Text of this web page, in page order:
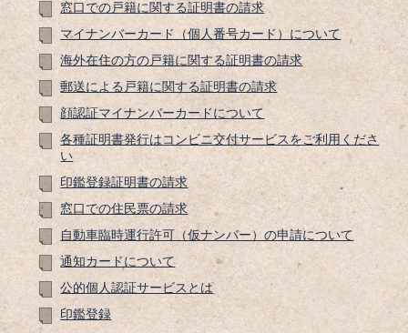
窓口での戸籍に関する証明書の請求
マイナンバーカード（個人番号カード）について
海外在住の方の戸籍に関する証明書の請求
郵送による戸籍に関する証明書の請求
顔認証マイナンバーカードについて
各種証明書発行はコンビニ交付サービスをご利用くださ
い
印鑑登録証明書の請求
窓口での住民票の請求
自動車臨時運行許可（仮ナンバー）の申請について
通知カードについて
公的個人認証サービスとは
印鑑登録